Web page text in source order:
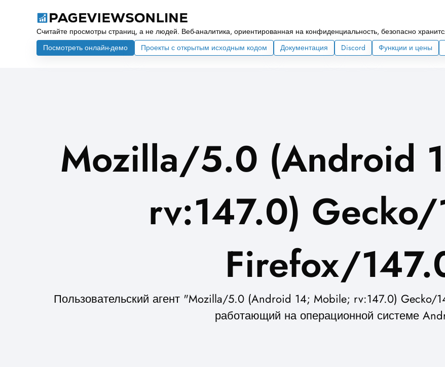
Считайте просмотры страниц, а не людей. Веб-аналитика, ориентированная на конфиденциальность, безопасно
Посмотреть онлайн-демо
Проекты с открытым исходным кодом Документация Discord Функции и цены
Mozilla/5.0 (Android
rv:147.0)
Firefox/
Пользовательский агент "Mozilla/5.0 (Android 14; Mobile; rv:147.0)
работающий на операционной системе